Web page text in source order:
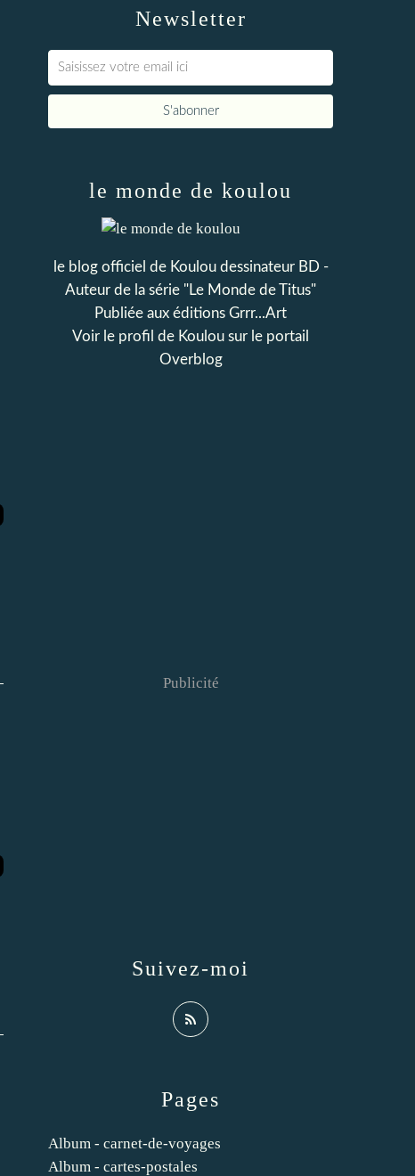
Newsletter
Pages
Album - carnet-de-voyages
Album - cartes-postales
le monde de koulou
le blog officiel de Koulou dessinateur BD -
Auteur de la série "Le Monde de Titus"
Publiée aux éditions Grrr...Art
Voir le profil de Koulou sur le portail
Overblog
Suivez-moi
Publicité